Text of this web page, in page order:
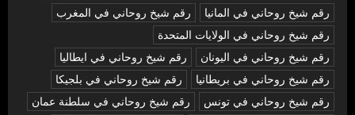
رقم شيخ روحاني في المانيا
رقم شيخ روحاني في المغرب
رقم شيخ روحاني في الولايات المتحدة
رقم شيخ روحاني في اليونان
رقم شيخ روحاني في ايطاليا
رقم شيخ روحاني في بريطانيا
رقم شيخ روحاني في بلجيكا
رقم شيخ روحاني في تونس
رقم شيخ روحاني في سلطنة عمان